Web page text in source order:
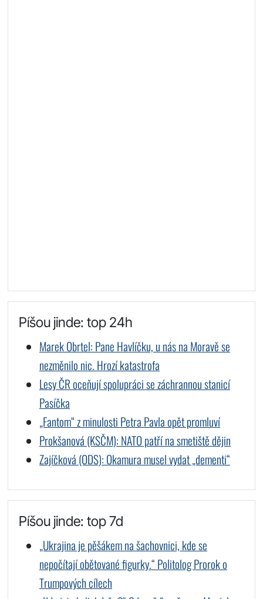
Píšou jinde: top 24h
Marek Obrtel: Pane Havlíčku, u nás na Moravě se
nezměnilo nic. Hrozí katastrofa
Lesy ČR oceňují spolupráci se záchrannou stanicí
Pasíčka
„Fantom“ z minulosti Petra Pavla opět promluví
Prokšanová (KSČM): NATO patří na smetiště dějin
Zajíčková (ODS): Okamura musel vydat „dementi“
Píšou jinde: top 7d
„Ukrajina je pěšákem na šachovnici, kde se
nepočítají obětované figurky.“ Politolog Prorok o
Trumpových cílech